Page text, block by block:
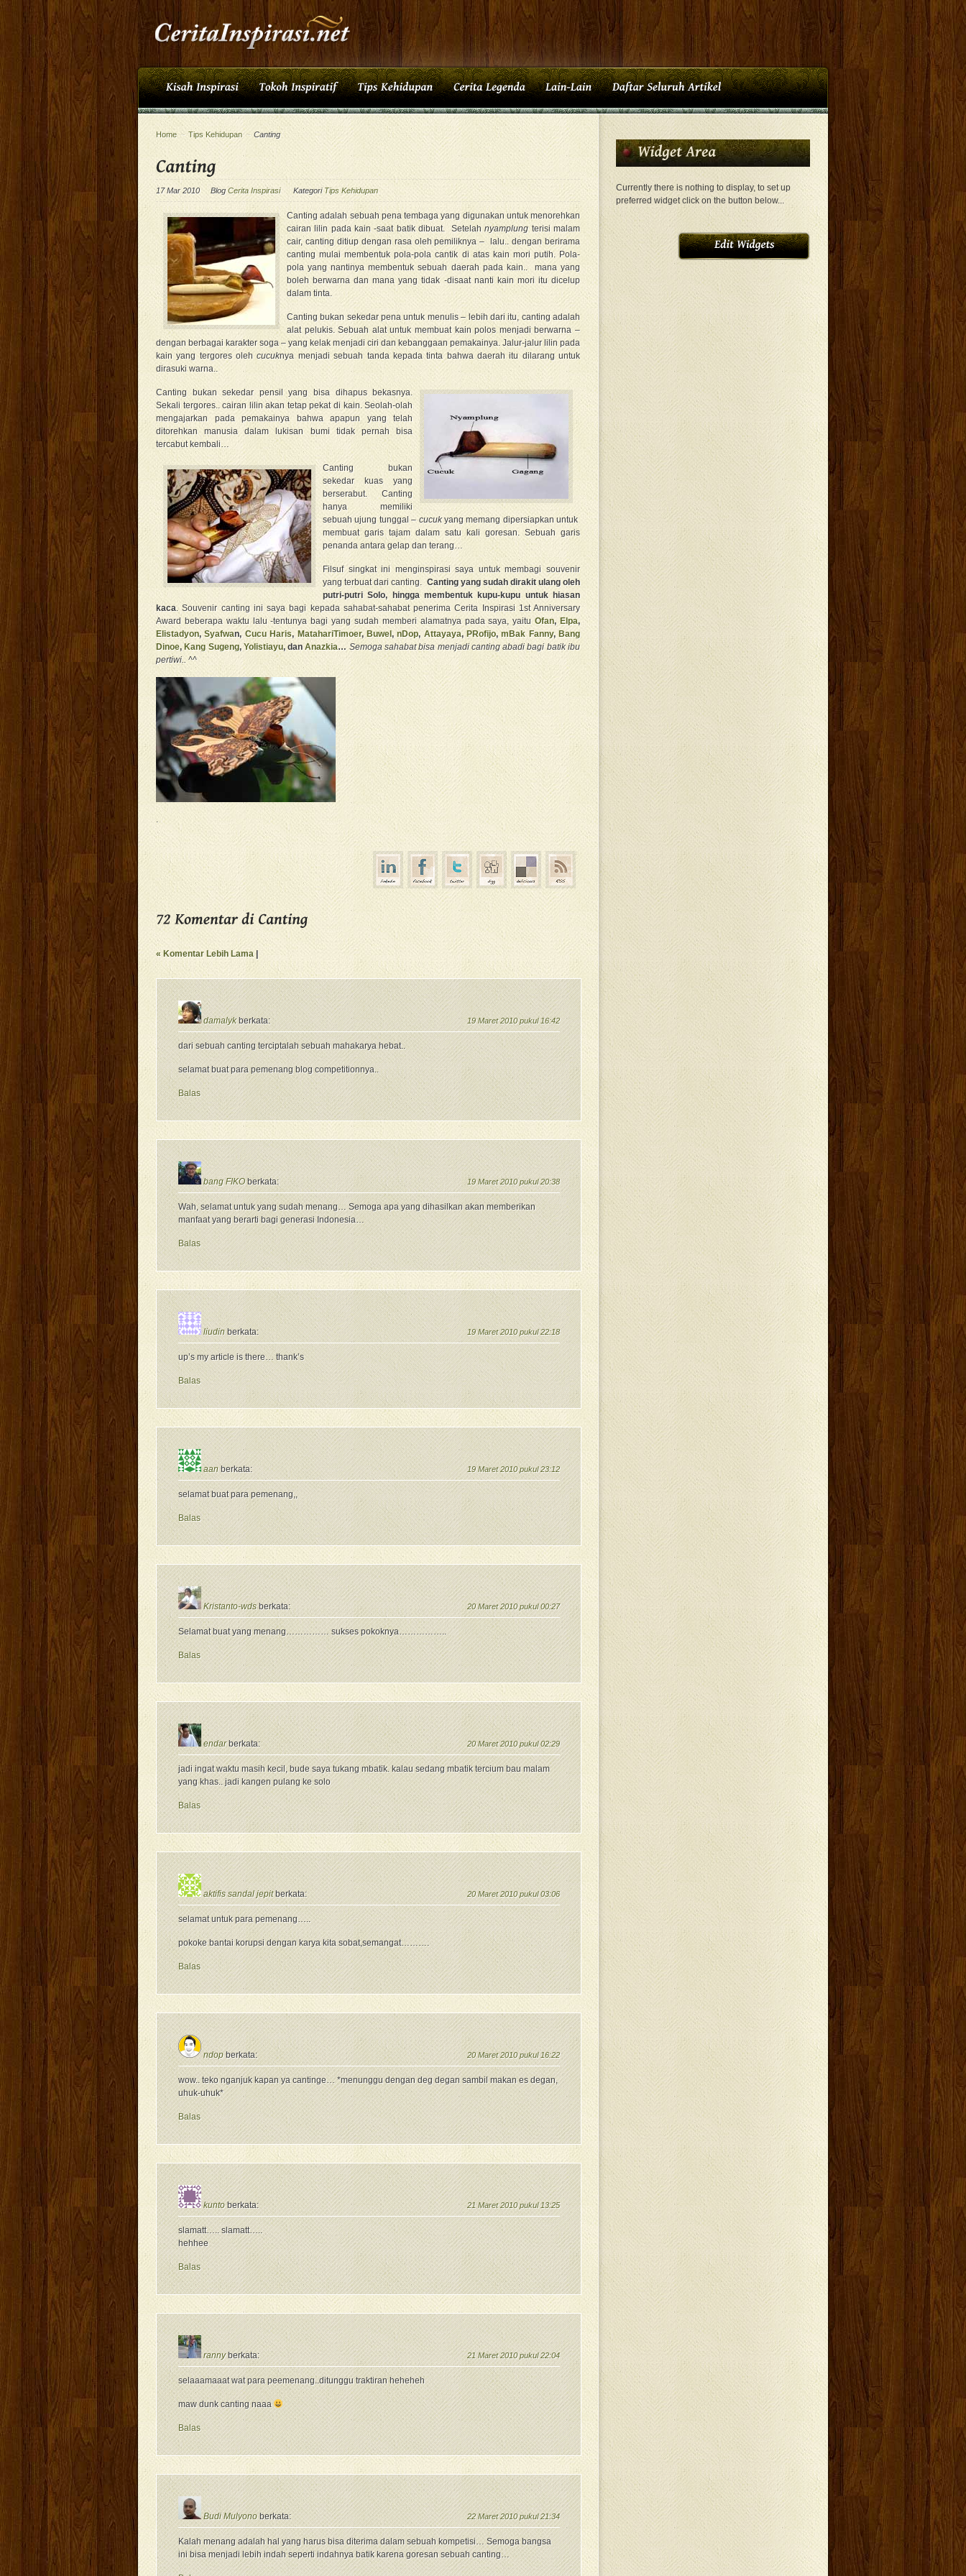
Home ~ Tips Kehidupan ~ Canting
17 Mar 2010 BlogCerita Inspirasi KategoriTips Kehidupan
Canting adalah sebuah pena tembaga yang digunakan untuk menorehkan
cairan lilin pada kain -saat batik dibuat. Setelahnyamplung terisi malam
cair, canting ditiup dengan rasa oleh pemiliknya – lalu.. dengan berirama
canting mulai membentuk pola-pola cantik di atas kain mori putih. Pola-
pola yang nantinya membentuk sebuah daerah pada kain.. mana yang
boleh berwarna dan mana yang tidak -disaat nanti kain mori itu dicelup
dalam tinta.
Canting bukan sekedar pena untuk menulis – lebih dari itu, canting adalah
alat pelukis. Sebuah alat untuk membuat kain polos menjadi berwarna –
dengan berbagai karakter soga – yang kelak menjadi ciri dan kebanggaan pemakainya. Jalur-jalur lilin pada
kain yang tergores olehcucuknya menjadi sebuah tanda kepada tinta bahwa daerah itu dilarang untuk
dirasuki warna..
Canting bukan sekedar pensil yang bisa dihapus bekasnya.
Sekali tergores.. cairan lilin akan tetap pekat di kain. Seolah-olah
mengajarkan pada pemakainya bahwa apapun yang telah
ditorehkan manusia dalam lukisan bumi tidak pernah bisa
tercabut kembali…
Canting bukan
sekedar kuas yang
berserabut. Canting
hanya memiliki
sebuah ujung tunggal – cucukyang memang dipersiapkan untuk
membuat garis tajam dalam satu kali goresan. Sebuah garis
penanda antara gelap dan terang…
Filsuf singkat ini menginspirasi saya untuk membagi souvenir
yang terbuat dari canting. Canting yang sudah dirakit ulang oleh
putri-putri Solo, hingga membentuk kupu-kupu untuk hiasan
kaca. Souvenir canting ini saya bagi kepada sahabat-sahabat penerima Cerita Inspirasi 1st Anniversary
Award beberapa waktu lalu -tentunya bagi yang sudah memberi alamatnya pada saya, yaituOfan, Elpa,
Elistadyon,Syafwan, Cucu Haris, MatahariTimoer, Buwel ,nDop, Attayaya, PRofijo,mBak Fanny, Bang
Dinoe, Kang Sugeng, Yolistiayu, danAnazkia… Semoga sahabat bisa menjadi canting abadi bagi batik ibu
pertiwi.. ^^
.
« Komentar Lebih Lama
damalyk berkata: 19 Maret 2010 pukul 16:42
dari sebuah canting terciptalah sebuah mahakarya hebat..
selamat buat para pemenang blog competitionnya..
Balas
bang FIKO berkata: 19 Maret 2010 pukul 20:38
Wah, selamat untuk yang sudah menang… Semoga apa yang dihasilkan akan memberikan
manfaat yang berarti bagi generasi Indonesia…
Balas
liudin berkata: 19 Maret 2010 pukul 22:18
up’s my article is there… thank’s
Balas
aan berkata: 19 Maret 2010 pukul 23:12
selamat buat para pemenang,,
Balas
Kristanto-wds berkata: 20 Maret 2010 pukul 00:27
Selamat buat yang menang…………… sukses pokoknya……………..
Balas
endar berkata: 20 Maret 2010 pukul 02:29
jadi ingat waktu masih kecil, bude saya tukang mbatik. kalau sedang mbatik tercium bau malam
yang khas.. jadi kangen pulang ke solo
Balas
aktifis sandal jepit berkata: 20 Maret 2010 pukul 03:06
selamat untuk para pemenang…..
pokoke bantai korupsi dengan karya kita sobat,semangat……….
Balas
ndop berkata: 20 Maret 2010 pukul 16:22
wow.. teko nganjuk kapan ya cantinge… *menunggu dengan deg degan sambil makan es degan,
uhuk-uhuk*
Balas
kunto berkata: 21 Maret 2010 pukul 13:25
slamatt….. slamatt…..
hehhee
Balas
ranny berkata: 21 Maret 2010 pukul 22:04
selaaamaaat wat para peemenang..ditunggu traktiran heheheh
maw dunk canting naaa
Balas
Budi Mulyono berkata: 22 Maret 2010 pukul 21:34
Kalah menang adalah hal yang harus bisa diterima dalam sebuah kompetisi… Semoga bangsa
ini bisa menjadi lebih indah seperti indahnya batik karena goresan sebuah canting…
Currently there is nothing to display, to set up
preferred widget click on the button below...